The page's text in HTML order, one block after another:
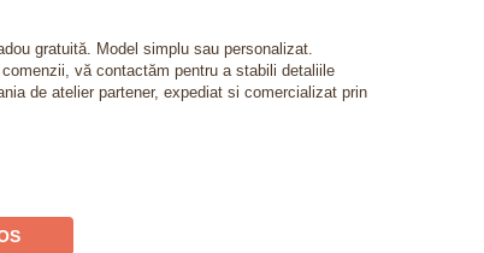
gratuită. Model simplu sau personalizat.
vă contactăm pentru a stabili detaliile
de atelier partener, expediat si comercializat prin